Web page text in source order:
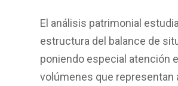
El análisis patrimonial
estructura del balance de
poniendo especial atención
volúmenes que representan